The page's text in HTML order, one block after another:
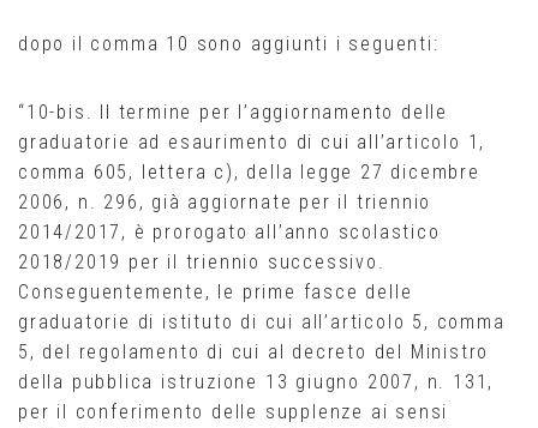
dopo il comma 10 sono aggiunti i seguenti:
“10-bis. Il termine per l’aggiornamento delle
graduatorie ad esaurimento di cui all’articolo 1,
comma 605, lettera c), della legge 27 dicembre
2006, n. 296, già aggiornate per il triennio
2014/2017, è prorogato all’anno scolastico
2018/2019 per il triennio successivo.
Conseguentemente, le prime fasce delle
graduatorie di istituto di cui all’articolo 5, comma
5, del regolamento di cui al decreto del Ministro
della pubblica istruzione 13 giugno 2007, n. 131,
per il conferimento delle supplenze ai sensi